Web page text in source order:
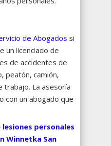
de Abogados si
un licenciado de
de accidentes de
peatón, camión,
La asesoría
con un abogado que
personales
Winnetka San